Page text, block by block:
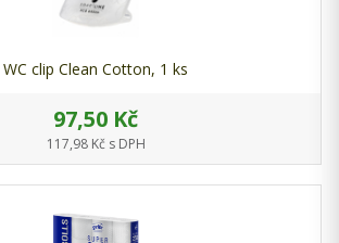
WC clip Clean Cotton, 1 ks
97,50 Kč
117,98 Kč s DPH